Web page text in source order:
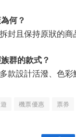
何？
封且保持原狀的
群的款式？
款設計活潑、色彩
機票優惠 票券